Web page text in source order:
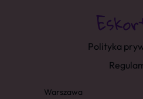
Polityka
Warszawa